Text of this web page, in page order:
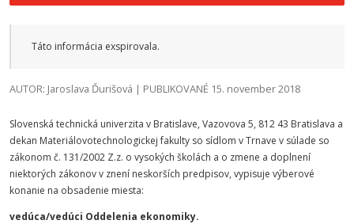
Táto informácia exspirovala.
AUTOR: Jaroslava Ďurišová | PUBLIKOVANÉ 15. november 2018
Slovenská technická univerzita v Bratislave, Vazovova 5, 812 43 Bratislava a
dekan Materiálovotechnologickej fakulty so sídlom v Trnave v súlade so
zákonom č. 131/2002 Z.z. o vysokých školách a o zmene a doplnení
niektorých zákonov v znení neskorších predpisov, vypisuje výberové
konanie na obsadenie miesta:
vedúca/vedúci Oddelenia ekonomiky.